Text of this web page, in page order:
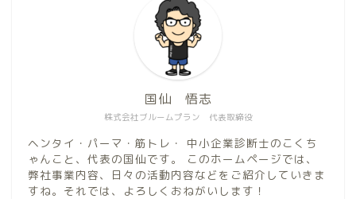
株式会社ブルームプラン 代表取締役
国仙 悟志
ヘンタイ・パーマ・筋トレ・ 中小企業診断士のこくち
ゃんこと、代表の国仙です。 このホームページでは、
弊社事業内容、日々の活動内容などをご紹介していきま
すね。それでは、よろしくおねがいします！